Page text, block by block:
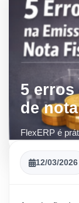
5 erros
de
FlexERP é
12/03/2026